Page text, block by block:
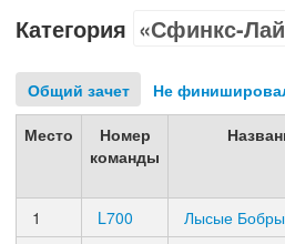
Категория
Общий зачет Не
Место
Номер
команды
1 L700 Лысые Бобры